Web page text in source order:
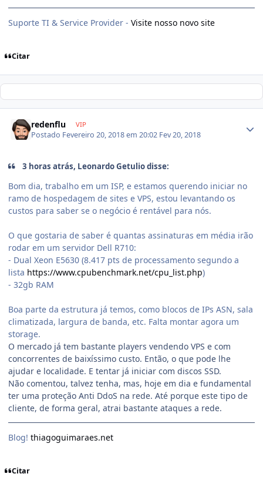
Suporte TI & Service Provider - Visite nosso novo site
Citar
redenflu VIP
Postado Fevereiro 20, 2018 em 20:02 Fev 20, 2018
3 horas atrás, Leonardo Getulio disse:
Bom dia, trabalho em um ISP, e estamos querendo iniciar no
ramo de hospedagem de sites e VPS, estou levantando os
custos para saber se o negócio é rentável para nós.
O que gostaria de saber é quantas assinaturas em média irão
rodar em um servidor Dell R710:
- Dual Xeon E5630 (8.417 pts de processamento segundo a
lista https://www.cpubenchmark.net/cpu_list.php)
- 32gb RAM
Boa parte da estrutura já temos, como blocos de IPs ASN, sala
climatizada, largura de banda, etc. Falta montar agora um
storage.
O mercado já tem bastante players vendendo VPS e com
concorrentes de baixíssimo custo. Então, o que pode lhe
ajudar e localidade. E tentar já iniciar com discos SSD.
Não comentou, talvez tenha, mas, hoje em dia e fundamental
ter uma proteção Anti DdoS na rede. Até porque este tipo de
cliente, de forma geral, atrai bastante ataques a rede.
Blog! thiagoguimaraes.net
Citar